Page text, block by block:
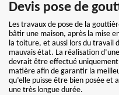
Devis pose de
Les travaux de pose de la
bâtir une maison, après la mise
la toiture, et aussi lors du travail
mauvais état. La réalisation
devrait être effectué
matière afin de garantir la
qu’elle puisse être bien posée
une très longue durée.